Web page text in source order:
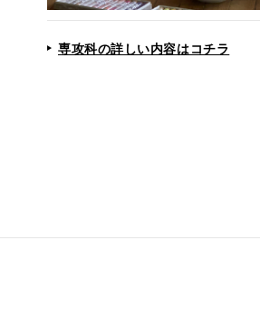
専攻科の詳しい内容はコチラ